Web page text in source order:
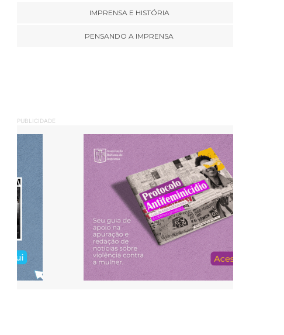
IMPRENSA E HISTÓRIA
PENSANDO A IMPRENSA
PUBLICIDADE